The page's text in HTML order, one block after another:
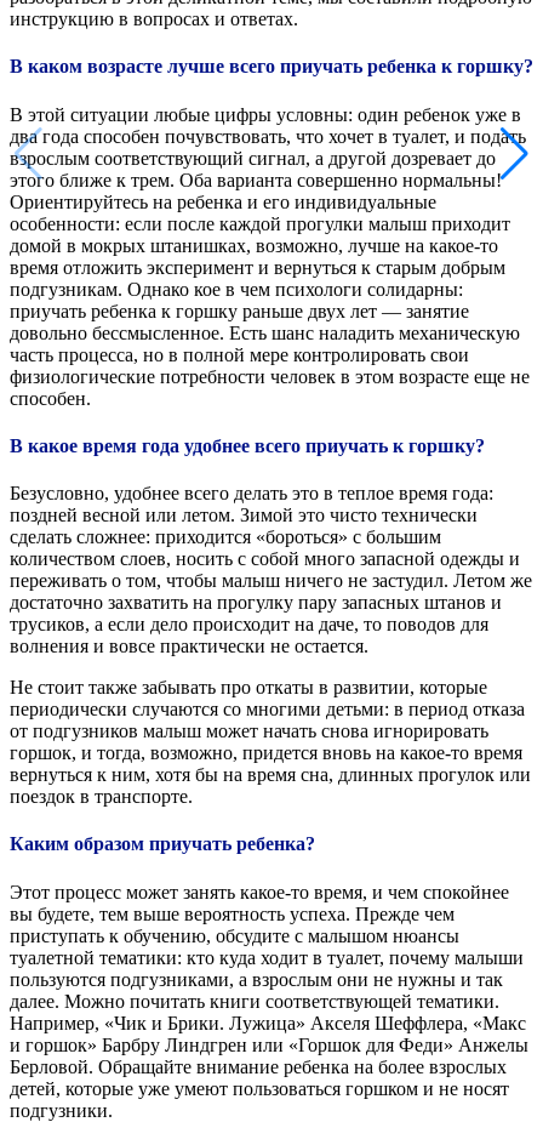
инструкцию в вопросах и ответах.
В каком возрасте лучше всего приучать ребенка к горшку?
В этой ситуации любые цифры условны: один ребенок уже в
два года способен почувствовать, что хочет в туалет, и подать
взрослым соответствующий сигнал, а другой дозревает до
этого ближе к трем. Оба варианта совершенно нормальны!
Ориентируйтесь на ребенка и его индивидуальные
особенности: если после каждой прогулки малыш приходит
домой в мокрых штанишках, возможно, лучше на какое-то
время отложить эксперимент и вернуться к старым добрым
подгузникам. Однако кое в чем психологи солидарны:
приучать ребенка к горшку раньше двух лет — занятие
довольно бессмысленное. Есть шанс наладить механическую
часть процесса, но в полной мере контролировать свои
физиологические потребности человек в этом возрасте еще не
способен.
В какое время года удобнее всего приучать к горшку?
Безусловно, удобнее всего делать это в теплое время года:
поздней весной или летом. Зимой это чисто технически
сделать сложнее: приходится «бороться» с большим
количеством слоев, носить с собой много запасной одежды и
переживать о том, чтобы малыш ничего не застудил. Летом же
достаточно захватить на прогулку пару запасных штанов и
трусиков, а если дело происходит на даче, то поводов для
волнения и вовсе практически не остается.
Не стоит также забывать про откаты в развитии, которые
периодически случаются со многими детьми: в период отказа
от подгузников малыш может начать снова игнорировать
горшок, и тогда, возможно, придется вновь на какое-то время
вернуться к ним, хотя бы на время сна, длинных прогулок или
поездок в транспорте.
Каким образом приучать ребенка?
Этот процесс может занять какое-то время, и чем спокойнее
вы будете, тем выше вероятность успеха. Прежде чем
приступать к обучению, обсудите с малышом нюансы
туалетной тематики: кто куда ходит в туалет, почему малыши
пользуются подгузниками, а взрослым они не нужны и так
далее. Можно почитать книги соответствующей тематики.
Например, «Чик и Брики. Лужица» Акселя Шеффлера, «Макс
и горшок» Барбру Линдгрен или «Горшок для Феди» Анжелы
Берловой. Обращайте внимание ребенка на более взрослых
детей, которые уже умеют пользоваться горшком и не носят
подгузники.